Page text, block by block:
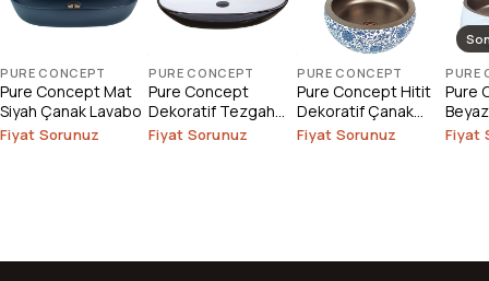
PURE CONCEPT
Pure Concept Mat
Siyah Çanak Lavabo
Fiyat Sorunuz
PURE CONCEPT
Pure Concept
Dekoratif Tezgah
Üstü Çanak Lavabo
Fiyat Sorunuz
PURE CONCEPT
Pure Concept Hitit
Dekoratif Çanak
Lavabo
Fiyat Sorunuz
PURE
Pure
Fiyat